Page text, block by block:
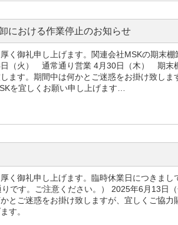
における作業停止のお知らせ
く御礼申し上げます。関連会社MSKの期末
（火） 通常通り営業 4月30日（木） 期末
ます。期間中は何かとご迷惑をお掛け致し
を宜しくお願い申し上げます…
く御礼申し上げます。臨時休業日につきま
です。ご注意ください。） 2025年6月13日
とご迷惑をお掛け致しますが、宜しくご協
す。